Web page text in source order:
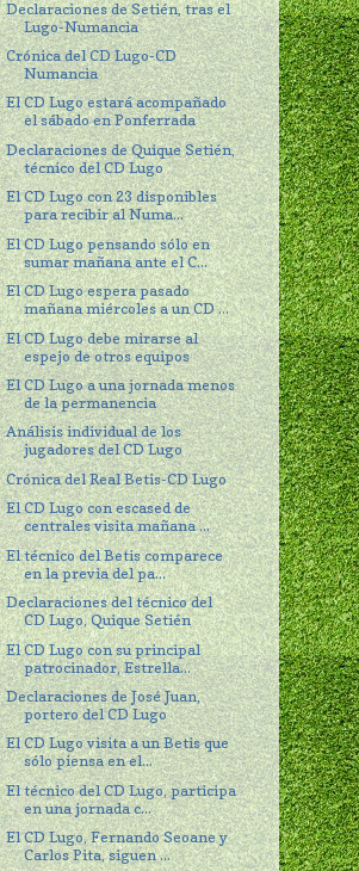
Declaraciones de Setién, tras el
Lugo-Numancia
Crónica del CD Lugo-CD
Numancia
El CD Lugo estará acompañado
el sábado en Ponferrada
Declaraciones de Quique Setién,
técnico del CD Lugo
El CD Lugo con 23 disponibles
para recibir al Numa...
El CD Lugo pensando sólo en
sumar mañana ante el C...
El CD Lugo espera pasado
mañana miércoles a un CD ...
El CD Lugo debe mirarse al
espejo de otros equipos
El CD Lugo a una jornada menos
de la permanencia
Análisis individual de los
jugadores del CD Lugo
Crónica del Real Betis-CD Lugo
El CD Lugo con escased de
centrales visita mañana ...
El técnico del Betis comparece
en la previa del pa...
Declaraciones del técnico del
CD Lugo, Quique Setién
El CD Lugo con su principal
patrocinador, Estrella...
Declaraciones de José Juan,
portero del CD Lugo
El CD Lugo visita a un Betis que
sólo piensa en el...
El técnico del CD Lugo, participa
en una jornada c...
El CD Lugo, Fernando Seoane y
Carlos Pita, siguen ...